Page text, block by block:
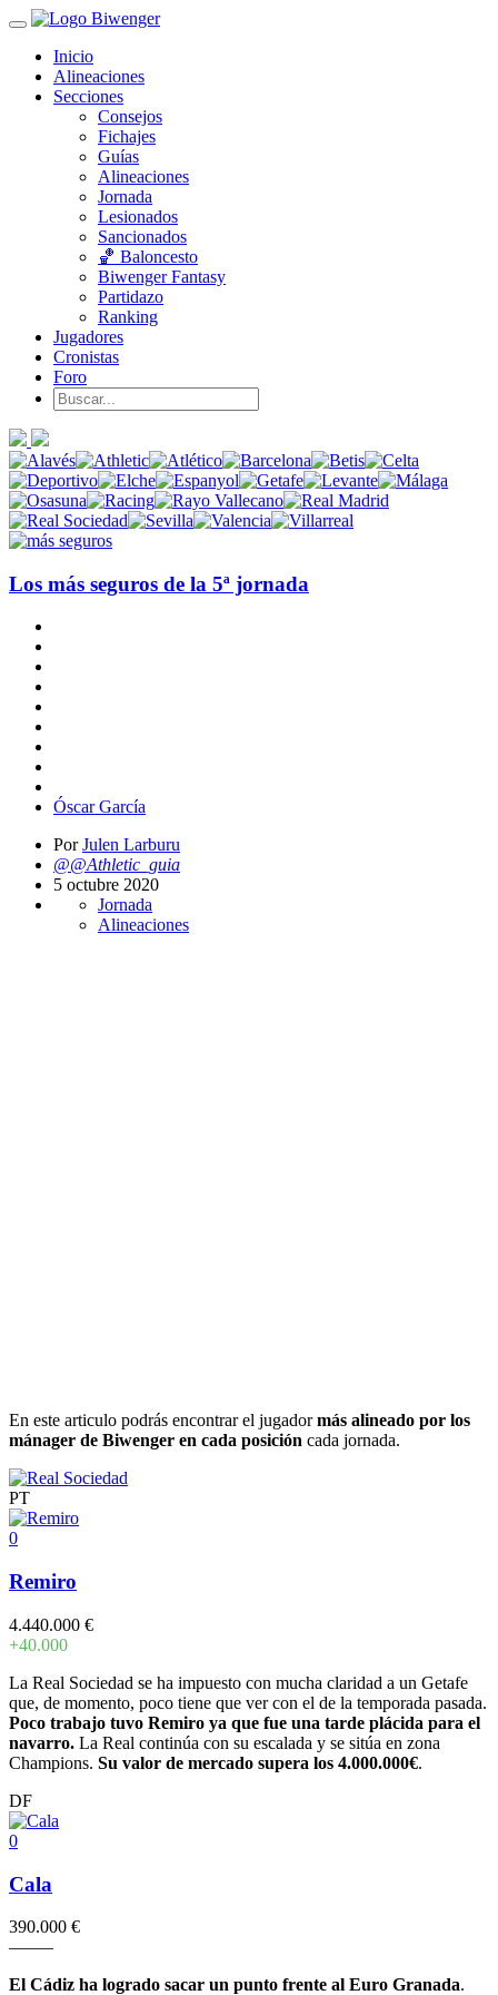
Inicio
Alineaciones
Secciones
Consejos
Fichajes
Guías
Alineaciones
Jornada
Lesionados
Sancionados
🏀 Baloncesto
Biwenger Fantasy
Partidazo
Ranking
Jugadores
Cronistas
Foro
Los más seguros de la 5ª jornada
Óscar García
PorJulen Larburu
@@Athletic_guia
5 octubre 2020
Jornada
Alineaciones
En este articulo podrás encontrar el jugadormás alineado por los
mánager de Biwenger en cada posición cada jornada.
PT
0
Remiro
4.440.000 €
+40.000
La Real Sociedad se ha impuesto con mucha claridad a un Getafe
que, de momento, poco tiene que ver con el de la temporada pasada.
Poco trabajo tuvo Remiro ya que fue una tarde plácida para el
navarro. La Real continúa con su escalada y se sitúa en zona
Champions. Su valor de mercado supera los 4.000.000€.
DF
0
Cala
390.000 €
–––––
El Cádiz ha logrado sacar un punto frente al Euro Granada.